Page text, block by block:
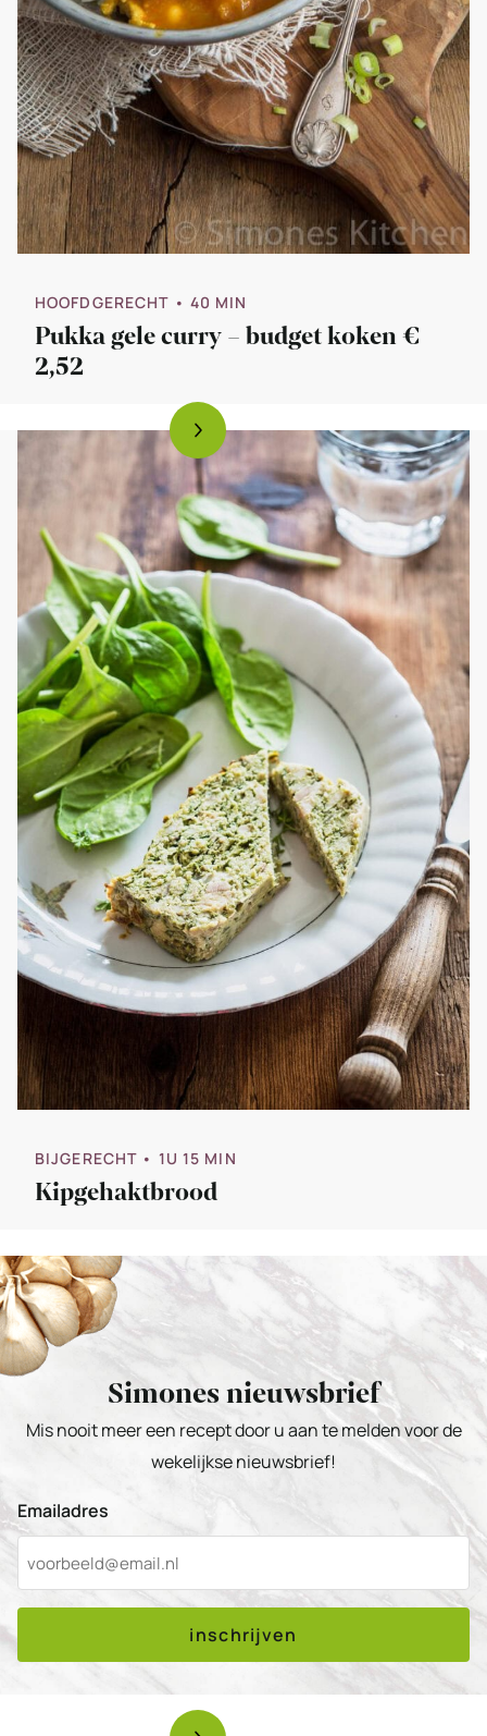
HOOFDGERECHT • 40 MIN
Pukka gele curry – budget koken €
2,52
BIJGERECHT • 1U 15 MIN
Kipgehaktbrood
Simones nieuwsbrief
Mis nooit meer een recept door u aan te melden voor de
wekelijkse nieuwsbrief!
Emailadres
inschrijven